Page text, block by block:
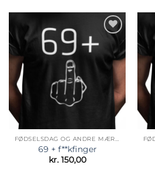
Tilføj til
ønskeliste
69 + f**kfinger
kr.150,00